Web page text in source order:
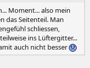
Moment... also mein
das Seitenteil. Man
schliessen,
ins Lüftergitter...
auch nicht besser